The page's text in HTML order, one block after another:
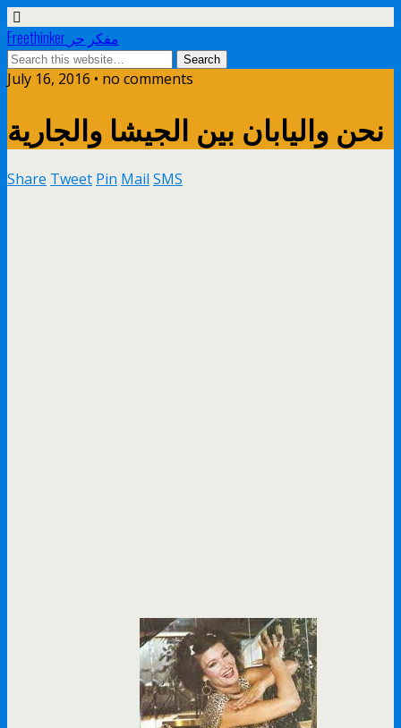
Freethinker مفكر حر
July 16, 2016 • no comments
نحن واليابان بين الجيشا والجارية
Share Tweet Pin Mail SMS